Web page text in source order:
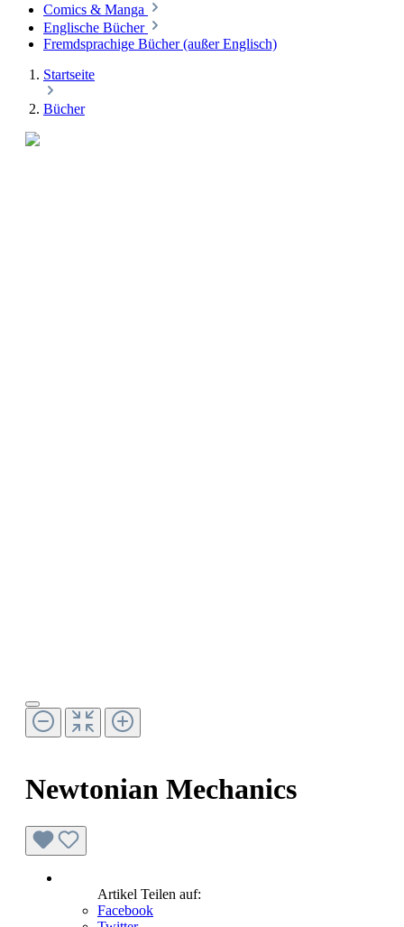
Comics & Manga
Englische Bücher
Fremdsprachige Bücher (außer Englisch)
Startseite
Bücher
Newtonian Mechanics
Artikel Teilen auf:
Facebook